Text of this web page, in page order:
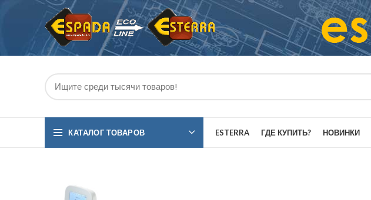
КАТАЛОГ ТОВАРОВ ESTERRA ГДЕ КУПИТЬ? НОВИНКИ